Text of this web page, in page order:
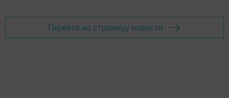
Перейти на страницу новости